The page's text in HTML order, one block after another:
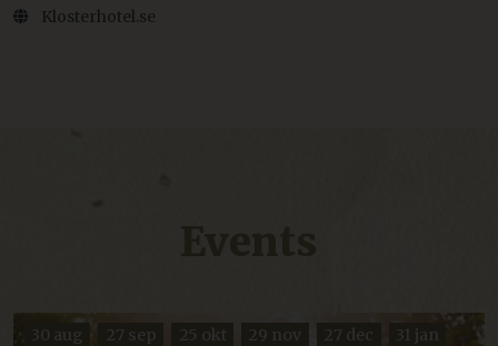
Klosterhotel.se
30 aug 27 sep 25 okt 29 nov 27 dec
31 jan